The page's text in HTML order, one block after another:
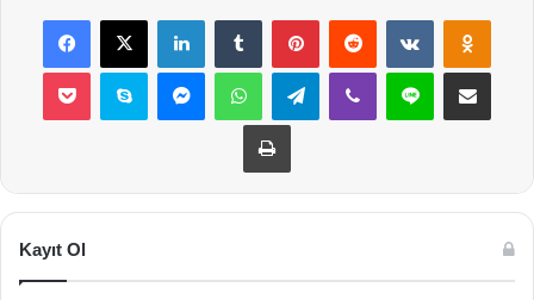
Facebook
X LinkedInTumblr PinterestReddit VKontakte
Pocket Skype MessengerWhatsAppTelegramViber Line E-Posta ile
Yazdır
Kayıt Ol